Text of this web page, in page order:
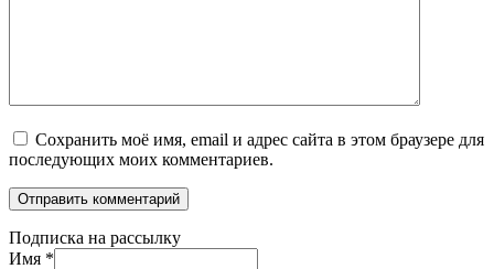
Сохранить моё имя, email и адрес сайта в этом браузере для
последующих моих комментариев.
Подписка на рассылку
Имя *